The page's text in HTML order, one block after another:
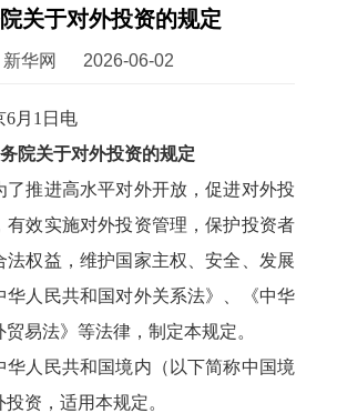
关于对外投资的规定
新华网 2026-06-02
月1日电
院关于对外投资的规定
进高水平对外开放，促进对外投
有效实施对外投资管理，保护投资者
法权益，维护国家主权、安全、发展
华人民共和国对外关系法》、《中华
贸易法》等法律，制定本规定。
民共和国境内（以下简称中国境
资，适用本规定。